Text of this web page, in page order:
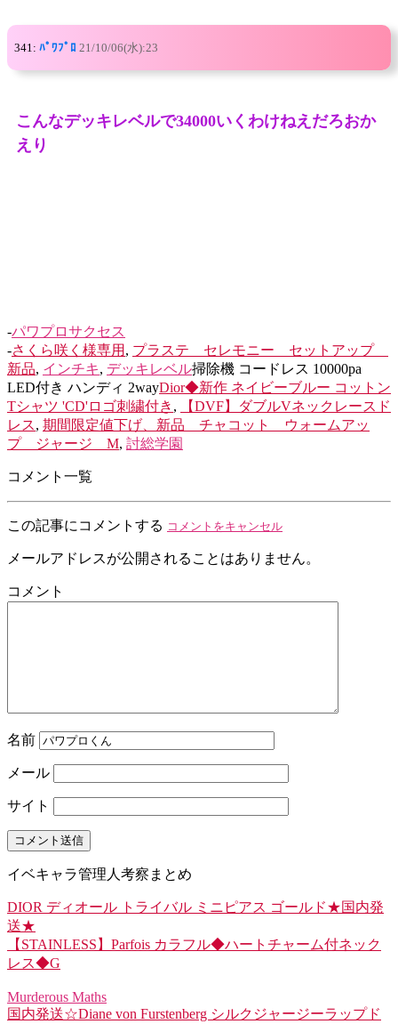
341: ﾊﾟﾜﾌﾟﾛ 21/10/06(水):23
こんなデッキレベルで34000いくわけねえだろおか
えり
-パワプロサクセス
-さくら咲く様専用 , プラステ セレモニー セットアップ
新品, インチキ, デッキレベル掃除機 コードレス 10000pa
LED付き ハンディ 2wayDior◆新作 ネイビーブルー コットン
Tシャツ 'CD'ロゴ刺繍付き ,
【DVF】ダブルVネックレースド
レス, 期間限定値下げ、新品 チャコット ウォームアッ
プ ジャージ M, 討総学園
コメント一覧
この記事にコメントする コメントをキャンセル
メールアドレスが公開されることはありません。
コメント
名前
メール
サイト
イベキャラ管理人考察まとめ
DIOR ディオール トライバル ミニピアス ゴールド★国内発
送★
【STAINLESS】Parfois カラフル◆ハートチャーム付ネック
レス◆G
Murderous Maths
国内発送☆Diane von Furstenberg シルクジャージーラップド